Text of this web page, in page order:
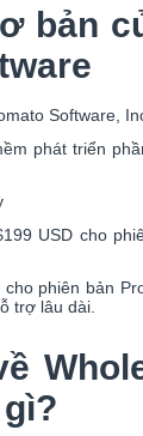
bản
Software,
phát triển
USD cho
cho phiên bản
trợ lâu dài.